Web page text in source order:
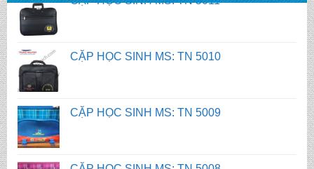
CẶP HỌC SINH MS: TN 5009
CẶP HỌC SINH MS: TN 5008
CẶP HỌC SINH MS: TN 5007